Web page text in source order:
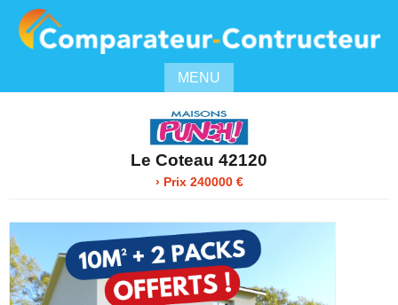
MENU
Le Coteau 42120
› Prix 240000 €